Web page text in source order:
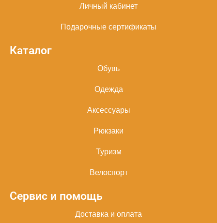
Личный кабинет
Подарочные сертификаты
Каталог
Обувь
Одежда
Аксессуары
Рюкзаки
Туризм
Велоспорт
Сервис и помощь
Доставка и оплата